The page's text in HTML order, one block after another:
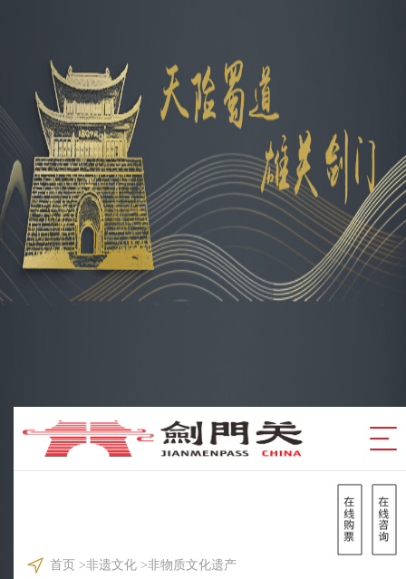
首页 >非遗文化 >非物质文化遗产